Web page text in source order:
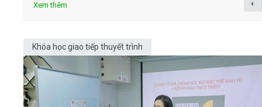
Xem thêm
Khóa học giao tiếp thuyết trình